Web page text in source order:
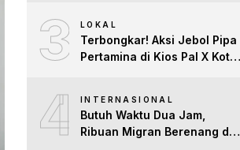
3 LOKAL
Terbongkar! Aksi Jebol Pipa
Pertamina di Kios Pal X Kota
4 INTERNASIONAL
Butuh Waktu Dua Jam,
Ribuan Migran Berenang dari